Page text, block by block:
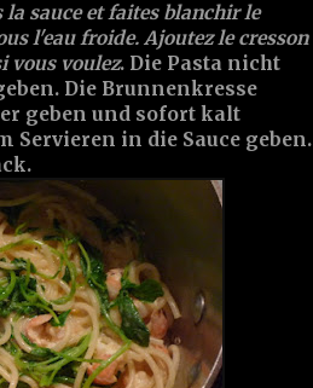
la sauce et faites blanchir le
l'eau froide. Ajoutez le cresson
vous voulez. Die Pasta nicht
Die Brunnenkresse
geben und sofort kalt
Servieren in die Sauce geben.